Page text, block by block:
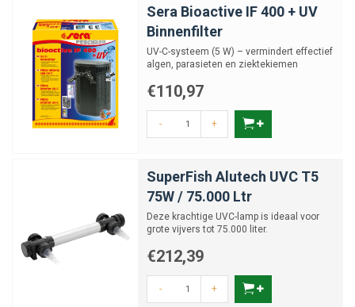
Sera Bioactive IF 400 + UV
Binnenfilter
UV-C-systeem (5 W) – vermindert effectief
algen, parasieten en ziektekiemen
€110,97
- +
SuperFish Alutech UVC T5
75W / 75.000 Ltr
Deze krachtige UVC-lamp is ideaal voor
grote vijvers tot 75.000 liter.
€212,39
- +